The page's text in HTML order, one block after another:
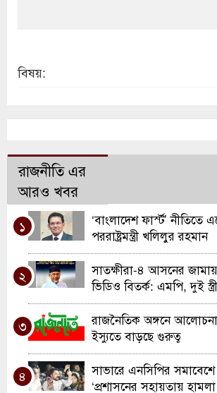
বিষয়:
রাজনীতি এর
আরও খবর
১
‘বাংলাদেশ ফার্স্ট’ নীতিতে
পররাষ্ট্রমন্ত্রী খলিলুর রহমান
২
সাতক্ষীরা-৪ আসনের
ভিডিও বিতর্ক: এমপি, দুই
যা জানা গেছে
৩
রাজনৈতিক অঙ্গনে
ইস্যুতে বাড়ছে গুরুত্ব
৪
সাভারে এনসিপির
‘প্রশাসনের সহায়তায়